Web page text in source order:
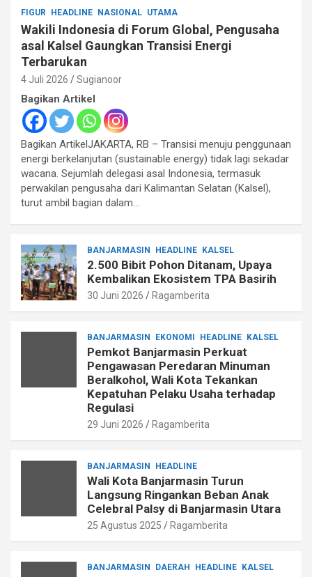
FIGUR HEADLINE NASIONAL UTAMA
Wakili Indonesia di Forum Global, Pengusaha
asal Kalsel Gaungkan Transisi Energi
Terbarukan
4 Juli 2026 Sugianoor
Bagikan Artikel
Bagikan ArtikelJAKARTA, RB – Transisi menuju penggunaan
energi berkelanjutan (sustainable energy) tidak lagi sekadar
wacana. Sejumlah delegasi asal Indonesia, termasuk
perwakilan pengusaha dari Kalimantan Selatan (Kalsel),
turut ambil bagian dalam…
BANJARMASIN HEADLINE KALSEL
2.500 Bibit Pohon Ditanam, Upaya
Kembalikan Ekosistem TPA Basirih
30 Juni 2026 Ragamberita
BANJARMASIN EKONOMI HEADLINE KALSEL
Pemkot Banjarmasin Perkuat
Pengawasan Peredaran Minuman
Beralkohol, Wali Kota Tekankan
Kepatuhan Pelaku Usaha terhadap
Regulasi
29 Juni 2026 Ragamberita
BANJARMASIN HEADLINE
Wali Kota Banjarmasin Turun
Langsung Ringankan Beban Anak
Celebral Palsy di Banjarmasin Utara
25 Agustus 2025 Ragamberita
BANJARMASIN DAERAH HEADLINE KALSEL